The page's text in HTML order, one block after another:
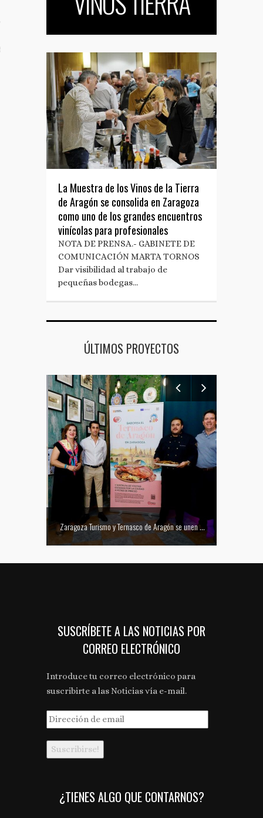
TUS NOTAS DE PRENSA
La Muestra de los Vinos de la Tierra
de Aragón se consolida en Zaragoza
como uno de los grandes encuentros
vinícolas para profesionales
NOTA DE PRENSA.- GABINETE DE
COMUNICACIÓN MARTA TORNOS
Dar visibilidad al trabajo de
pequeñas bodegas…
ÚLTIMOS PROYECTOS
Zaragoza Turismo y Ternasco de Aragón se unen para promocionar la ciudad a través de su gastronomía
SUSCRÍBETE A LAS NOTICIAS POR
CORREO ELECTRÓNICO
Introduce tu correo electrónico para
suscribirte a las Noticias vía e-mail.
Dirección
de
email
¿TIENES ALGO QUE CONTARNOS?